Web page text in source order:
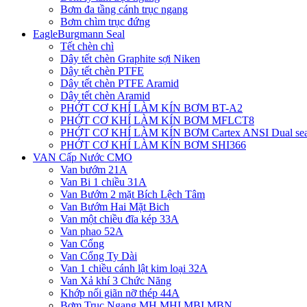
Bơm đa tầng cánh trục ngang
Bơm chìm trục đứng
EagleBurgmann Seal
Tết chèn chì
Dây tết chèn Graphite sợi Niken
Dây tết chèn PTFE
Dây tết chèn PTFE Aramid
Dây tết chèn Aramid
PHỚT CƠ KHÍ LÀM KÍN BƠM BT-A2
PHỚT CƠ KHÍ LÀM KÍN BƠM MFLCT8
PHỚT CƠ KHÍ LÀM KÍN BƠM Cartex ANSI Dual
PHỚT CƠ KHÍ LÀM KÍN BƠM SHI366
VAN Cấp Nước CMO
Van bướm 21A
Van Bi 1 chiều 31A
Van Bướm 2 mặt Bích Lệch Tâm
Van Bướm Hai Mặt Bich
Van một chiều đĩa kép 33A
Van phao 52A
Van Cổng
Van Cổng Ty Dài
Van 1 chiều cánh lật kim loại 32A
Van Xả khí 3 Chức Năng
Khớp nối giãn nỡ thép 44A